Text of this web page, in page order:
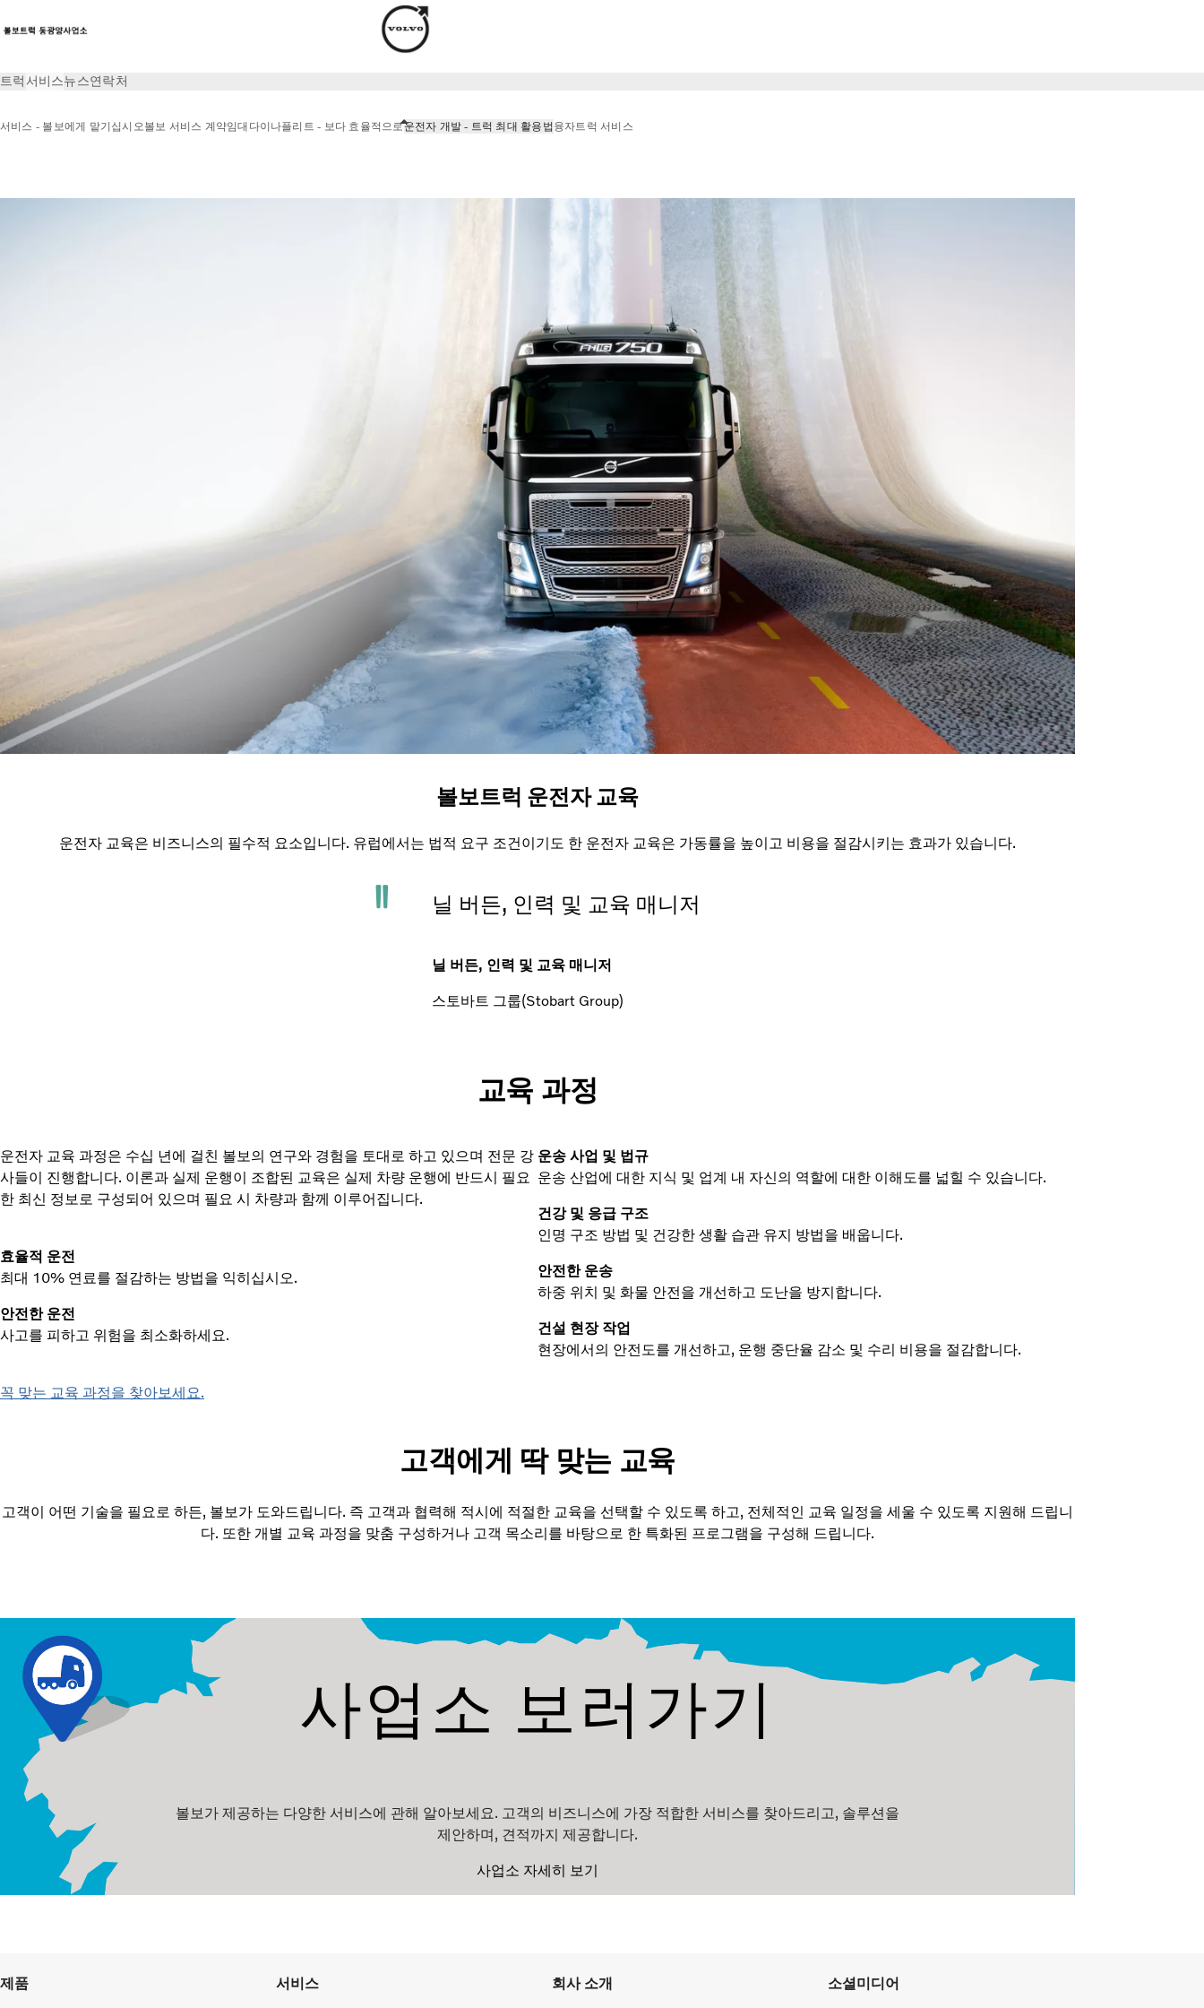
트럭서비스뉴스연락처
서비스 - 볼보에게 맡기십시오볼보 서비스 계약임대 다이나플리트 - 보다 효율적으로운전자 개발 - 트럭 최대 활용법 융자트럭 서비스
볼보트럭 운전자 교육
운전자 교육은 비즈니스의 필수적 요소입니다. 유럽에서는 법적 요구 조건이기도 한 운전자 교육은 가동률을 높이고 비용을 절감시키는 효과가 있습니다.
닐 버든, 인력 및 교육 매니저
닐 버든, 인력 및 교육 매니저
스토바트 그룹(Stobart Group)
교육 과정
운전자 교육 과정은 수십 년에 걸친 볼보의 연구와 경험을 토대로 하고 있으며 전문 강
사들이 진행합니다. 이론과 실제 운행이 조합된 교육은 실제 차량 운행에 반드시 필요
한 최신 정보로 구성되어 있으며 필요 시 차량과 함께 이루어집니다.
효율적 운전
최대 10% 연료를 절감하는 방법을 익히십시오.
안전한 운전
사고를 피하고 위험을 최소화하세요.
꼭 맞는 교육 과정을 찾아보세요.
운송 사업 및 법규
운송 산업에 대한 지식 및 업계 내 자신의 역할에 대한 이해도를 넓힐 수 있습니다.
건강 및 응급 구조
인명 구조 방법 및 건강한 생활 습관 유지 방법을 배웁니다.
안전한 운송
하중 위치 및 화물 안전을 개선하고 도난을 방지합니다.
건설 현장 작업
현장에서의 안전도를 개선하고, 운행 중단율 감소 및 수리 비용을 절감합니다.
고객에게 딱 맞는 교육
고객이 어떤 기술을 필요로 하든, 볼보가 도와드립니다. 즉 고객과 협력해 적시에 적절한 교육을 선택할 수 있도록 하고, 전체적인 교육 일정을 세울 수 있도록 지원해 드립니
다. 또한 개별 교육 과정을 맞춤 구성하거나 고객 목소리를 바탕으로 한 특화된 프로그램을 구성해 드립니다.
사업소 보러가기
볼보가 제공하는 다양한 서비스에 관해 알아보세요. 고객의 비즈니스에 가장 적합한 서비스를 찾아드리고, 솔루션을
제안하며, 견적까지 제공합니다.
사업소 자세히 보기
제품 서비스 회사 소개 소셜미디어